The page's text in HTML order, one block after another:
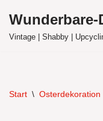
Zum
Wunderbare-
Vintage | Shabby |
Start \ Osterdekoration